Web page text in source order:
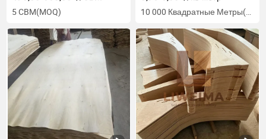
производственная сосновая
древесина в США
5 CBM(MOQ) 10 000 Квадратные Метры(MOQ)